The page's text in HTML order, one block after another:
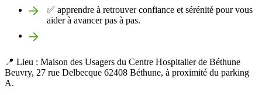
✅ apprendre à retrouver confiance et sérénité pour vous
aider à avancer pas à pas.
📍 Lieu : Maison des Usagers du Centre Hospitalier de Béthune
Beuvry, 27 rue Delbecque 62408 Béthune, à proximité du parking
A.